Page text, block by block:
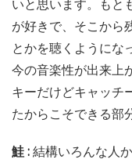
いと思います。もと
が好きで、そこから
とかを聴くようにな
今の音楽性が出来上
キーだけどキャッチ
たからこそできる部
鮭 :結構いろんな人